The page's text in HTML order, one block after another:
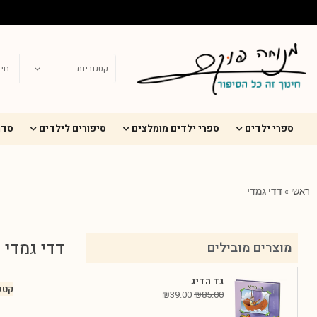
ספרי ילדים ספרי ילדים מומלצים סיפורים לילדים
ראשי »דדי גמדי
מוצרים מובילים
גד הדיג
₪85.00
₪39.00
דדי גמדי